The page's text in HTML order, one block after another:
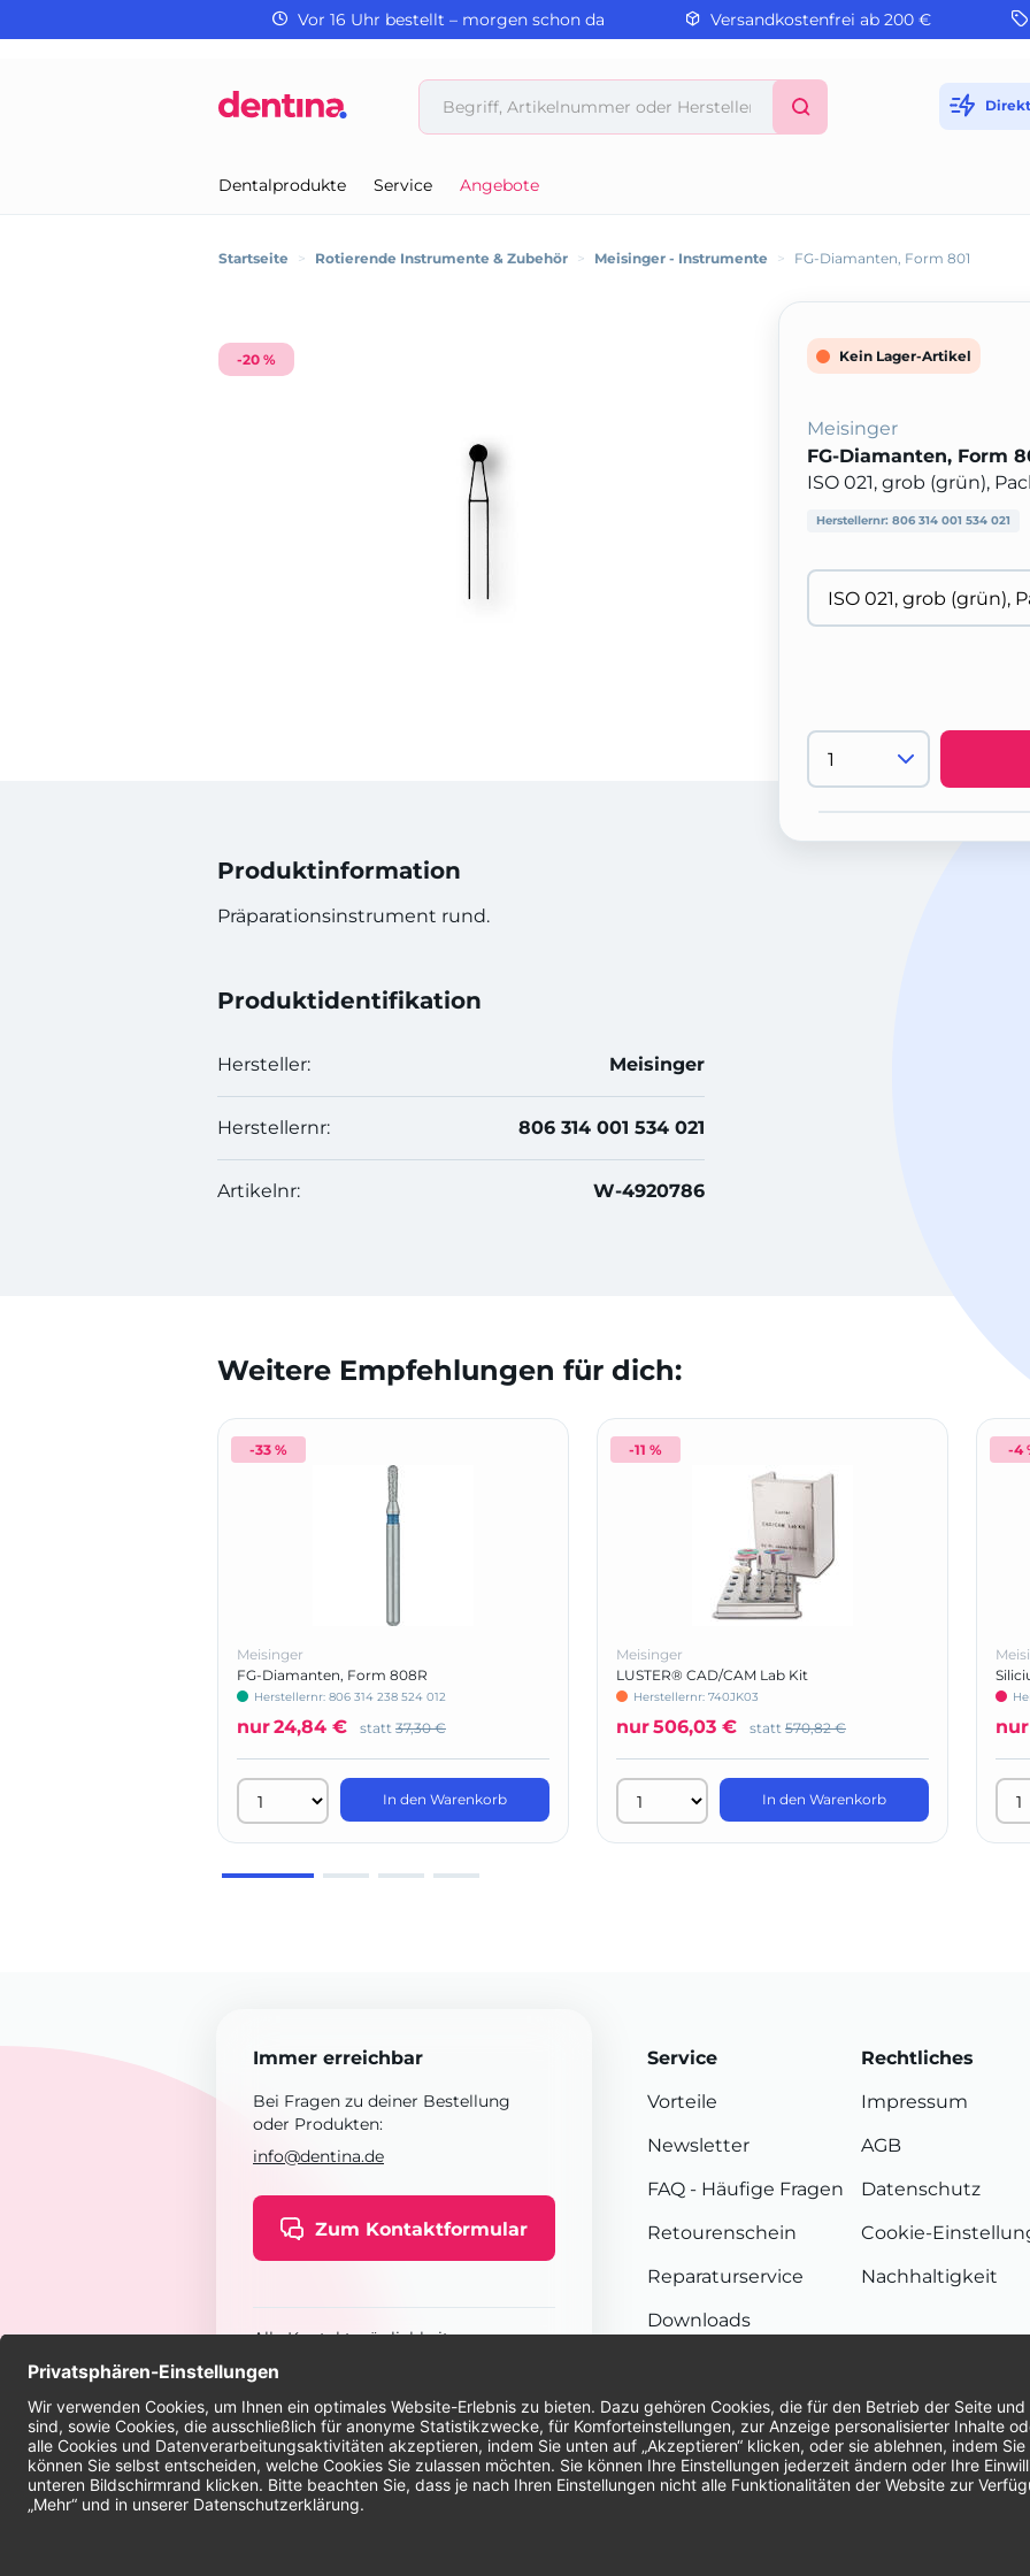
Vor 16 Uhr bestellt – morgen schon da Versandkostenfrei ab 200 €
Dentalprodukte Service Angebote
Startseite > Rotierende Instrumente & Zubehör > Meisinger - Instrumente > FG-Diamanten, Form 801
-20 %
Produktinformation
Präparationsinstrument rund.
Produktidentifikation
Hersteller: Meisinger
Herstellernr: 806 314 001 534 021
Artikelnr: W-4920786
Kein Lager-Artikel
Meisinger
FG-Diamanten, Form
ISO 021, grob (grün),
Herstellernr: 806 314 001 534 021
Weitere Empfehlungen für dich:
-33 %
Meisinger
FG-Diamanten, Form 808R
Herstellernr: 806 314 238 524 012
nur24,84 € statt 37,30 €
In den Warenkorb
-11 %
Meisinger
LUSTER® CAD/CAM Lab Kit
Herstellernr: 740JK03
nur506,03 € statt 570,82 €
In den Warenkorb
-4
nur
Immer erreichbar
Bei Fragen zu deiner Bestellung
oder Produkten:
info@dentina.de
Zum Kontaktformular
Alle Kontaktmöglichkeiten
Service
Vorteile
Newsletter
FAQ - Häufige Fragen
Retourenschein
Reparaturservice
Downloads
Rechtliches
Impressum
AGB
Datenschutz
Cookie-
Nachhaltigkeit